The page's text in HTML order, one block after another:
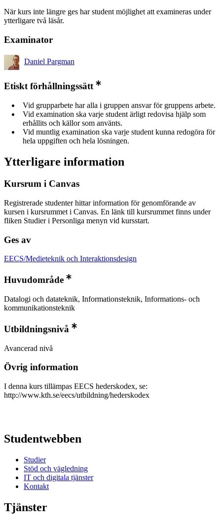
När kurs inte längre ges har student möjlighet att examineras under
ytterligare två läsår.
Examinator
Daniel Pargman
Etiskt förhållningssätt
Vid grupparbete har alla i gruppen ansvar för gruppens arbete.
Vid examination ska varje student ärligt redovisa hjälp som
erhållits och källor som använts.
Vid muntlig examination ska varje student kunna redogöra för
hela uppgiften och hela lösningen.
Ytterligare information
Kursrum i Canvas
Registrerade studenter hittar information för genomförande av
kursen i kursrummet i Canvas. En länk till kursrummet finns under
fliken Studier i Personliga menyn vid kursstart.
Ges av
EECS/Medieteknik och Interaktionsdesign
Huvudområde
Datalogi och datateknik, Informationsteknik, Informations- och
kommunikationsteknik
Utbildningsnivå
Avancerad nivå
Övrig information
I denna kurs tillämpas EECS hederskodex, se:
http://www.kth.se/eecs/utbildning/hederskodex
Studentwebben
Studier
Stöd och vägledning
IT och digitala tjänster
Kontakt
Tjänster